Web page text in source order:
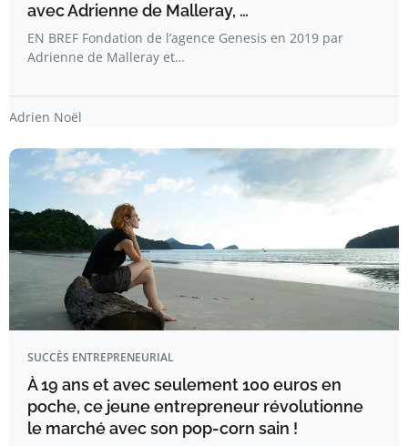
avec Adrienne de Malleray, …
EN BREF Fondation de l’agence Genesis en 2019 par
Adrienne de Malleray et…
Adrien Noël
SUCCÈS ENTREPRENEURIAL
À 19 ans et avec seulement 100 euros en
poche, ce jeune entrepreneur révolutionne
le marché avec son pop-corn sain !